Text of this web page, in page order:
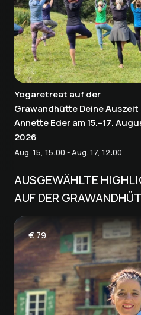
Yogaretreat auf der
Grawandhütte Deine Auszeit
Annette Eder am 15.–17.
2026
Aug. 15, 15:00 - Aug. 17, 12:00
AUSGEWÄHLTE
AUF DER
€79